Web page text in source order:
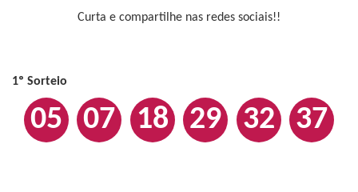
Curta e compartilhe nas redes sociais!!
1º Sorteio
05 07 18 29 32 37